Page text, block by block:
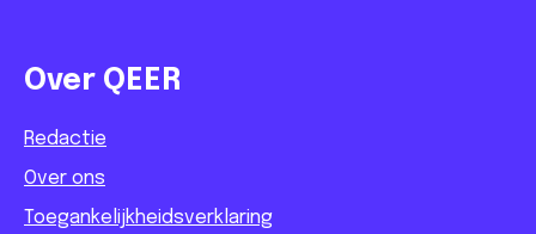
Over QEER
Redactie
Over ons
Toegankelijkheidsverklaring